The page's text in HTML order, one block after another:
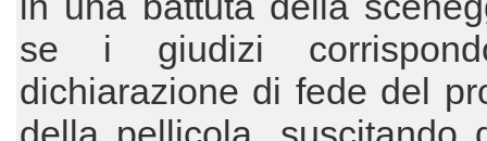
se i giudizi
dichiarazione di fede del